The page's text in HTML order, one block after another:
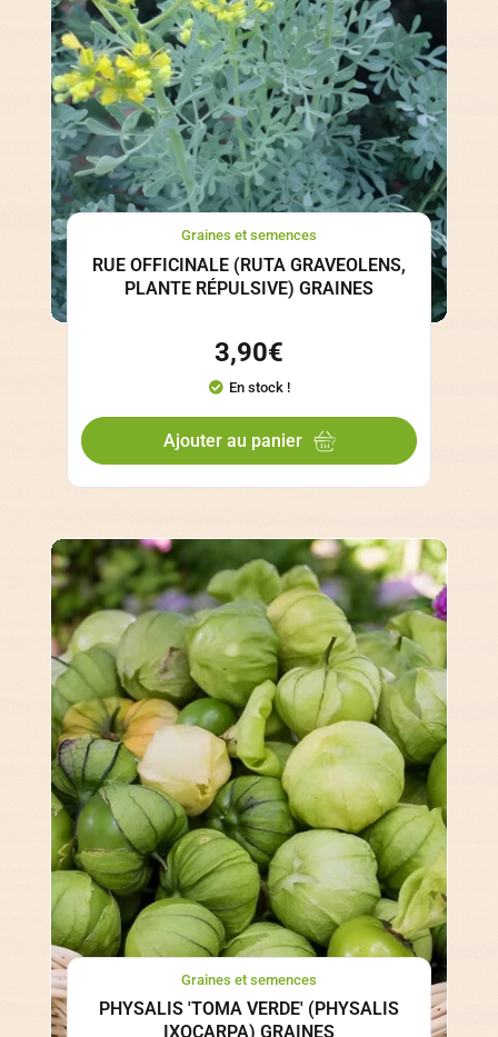
Graines et semences
RUE OFFICINALE (RUTA GRAVEOLENS,
PLANTE RÉPULSIVE) GRAINES
3,90€
En stock !
Ajouter au panier
Graines et semences
PHYSALIS 'TOMA VERDE' (PHYSALIS
IXOCARPA) GRAINES